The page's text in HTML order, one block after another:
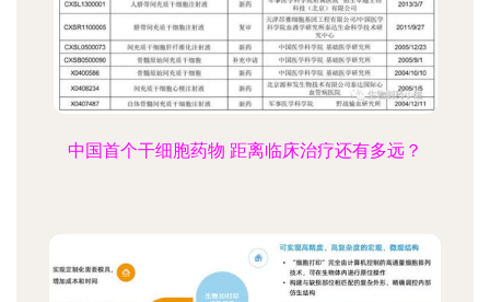
中国首个干细胞药物 距离临床治疗还有多远？